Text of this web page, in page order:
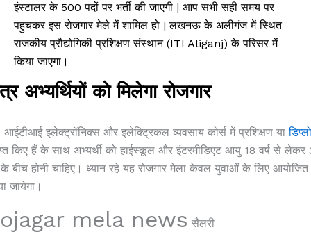
इंस्टालर के 500 पदों पर भर्ती की जाएगी | आप सभी सही समय पर
पहुचकर इस रोजगार मेले में शामिल हो | लखनऊ के अलीगंज में स्थित
राजकीय प्रौद्योगिकी प्रशिक्षण संस्थान (ITI Aliganj) के परिसर में
किया जाएगा।
अभ्यर्थियों को मिलेगा रोजगार
इलेक्ट्रॉनिक्स और इलेक्ट्रिकल व्यवसाय कोर्स में प्रशिक्षण या
किए हैं के साथ अभ्यर्थी को हाईस्कूल और इंटरमीडिएट आयु 18 वर्ष से लेकर
के बीच होनी चाहिए। ध्यान रहे यह रोजगार मेला केवल युवाओं के लिए आयोजित
जायेगा।
mela news सैलरी